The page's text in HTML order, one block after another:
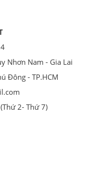
Nhơn Nam - Gia Lai
Đông - TP.HCM
2- Thứ 7)